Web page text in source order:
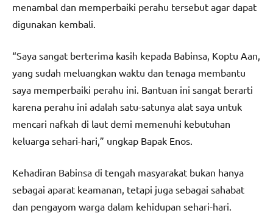
menambal dan memperbaiki perahu tersebut agar dapat
digunakan kembali.
“Saya sangat berterima kasih kepada Babinsa, Koptu Aan,
yang sudah meluangkan waktu dan tenaga membantu
saya memperbaiki perahu ini. Bantuan ini sangat berarti
karena perahu ini adalah satu-satunya alat saya untuk
mencari nafkah di laut demi memenuhi kebutuhan
keluarga sehari-hari,” ungkap Bapak Enos.
Kehadiran Babinsa di tengah masyarakat bukan hanya
sebagai aparat keamanan, tetapi juga sebagai sahabat
dan pengayom warga dalam kehidupan sehari-hari.